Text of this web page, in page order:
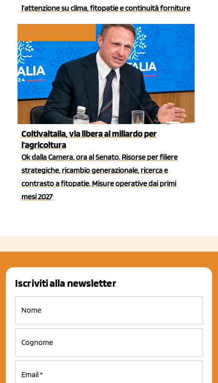
l’attenzione su clima, fitopatie e continuità forniture
Coltivaitalia, via libera al miliardo per
l'agricoltura
Ok dalla Camera, ora al Senato. Risorse per filiere
strategiche, ricambio generazionale, ricerca e
contrasto a fitopatie. Misure operative dai primi
mesi 2027
Iscriviti alla newsletter